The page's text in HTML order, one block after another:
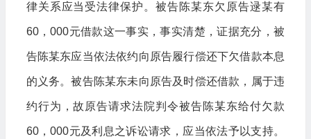
律关系应当受法律保护。被告陈某东欠原告逯某有
60，000元借款这一事实，事实清楚，证据充分，被
告陈某东应当依法依约向原告履行偿还下欠借款本息
的义务。被告陈某东未向原告及时偿还借款，属于违
约行为，故原告请求法院判令被告陈某东给付欠款
60，000元及利息之诉讼请求，应当依法予以支持。